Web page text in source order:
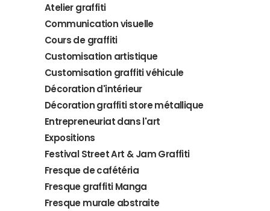
Atelier graffiti
Communication visuelle
Cours de graffiti
Customisation artistique
Customisation graffiti véhicule
Décoration d'intérieur
Décoration graffiti store métallique
Entrepreneuriat dans l'art
Expositions
Festival Street Art & Jam Graffiti
Fresque de cafétéria
Fresque graffiti Manga
Fresque murale abstraite